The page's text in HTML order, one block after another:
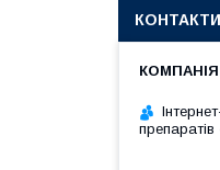
КОНТАКТИ